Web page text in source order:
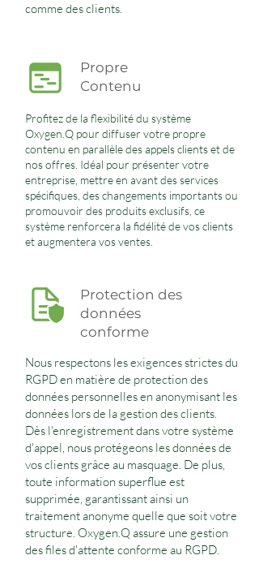
comme des clients.
Propre
Contenu
Profitez de la flexibilité du système
Oxygen.Q pour diffuser votre propre
contenu en parallèle des appels clients et de
nos offres. Idéal pour présenter votre
entreprise, mettre en avant des services
spécifiques, des changements importants ou
promouvoir des produits exclusifs, ce
système renforcera la fidélité de vos clients
et augmentera vos ventes.
Protection des
données
conforme
Nous respectons les exigences strictes du
RGPD en matière de protection des
données personnelles en anonymisant les
données lors de la gestion des clients.
Dès l'enregistrement dans votre système
d'appel, nous protégeons les données de
vos clients grâce au masquage. De plus,
toute information superflue est
supprimée, garantissant ainsi un
traitement anonyme quelle que soit votre
structure. Oxygen.Q assure une gestion
des files d'attente conforme au RGPD.